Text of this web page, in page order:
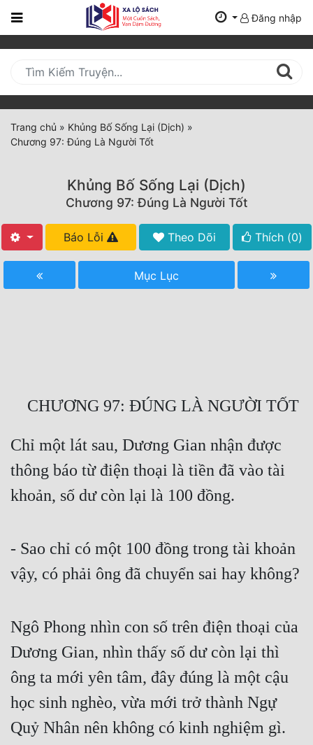
Trang
Mới
Cập
Nhật
(current)
Tất Cả
Hoàn Thành
Truyện Nhập Môn
Truyện ngắn
Xa Lộ Dịch
Cung Đấu
Cạnh Kỹ
Cổ Đại
Dị Giới
Đăng nhập
Trang chủ » Khủng Bố Sống Lại (Dịch) »
Chương 97: Đúng Là Người Tốt
Khủng Bố Sống Lại (Dịch)
Chương 97: Đúng Là Người Tốt
Báo Lỗi Theo Dõi Thích (0)
Mục Lục
    CHƯƠNG 97: ĐÚNG LÀ NGƯỜI TỐT
Chỉ một lát sau, Dương Gian nhận được
thông báo từ điện thoại là tiền đã vào tài
khoản, số dư còn lại là 100 đồng.
- Sao chỉ có một 100 đồng trong tài khoản
vậy, có phải ông đã chuyển sai hay không?
Ngô Phong nhìn con số trên điện thoại của
Dương Gian, nhìn thấy số dư còn lại thì
ông ta mới yên tâm, đây đúng là một cậu
học sinh nghèo, vừa mới trở thành Ngự
Quỷ Nhân nên không có kinh nghiệm gì.